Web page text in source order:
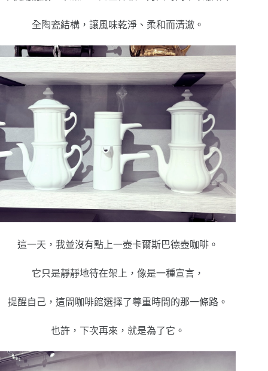
全陶瓷結構，讓風味乾淨、柔和而清澈。
這一天，我並沒有點上一壺卡爾斯巴德壺咖啡。
它只是靜靜地待在架上，像是一種宣言，
提醒自己，這間咖啡館選擇了尊重時間的那一條路。
也許，下次再來，就是為了它。